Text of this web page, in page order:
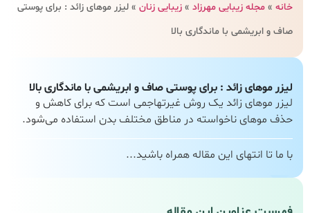
خانه » مجله زیبایی مهرزاد » زیبایی زنان » لیزر موهای زائد : برای پوستی
صاف و ابریشمی با ماندگاری بالا
لیزر موهای زائد : برای پوستی صاف و ابریشمی با ماندگاری بالا
لیزر موهای زائد یک روش غیرتهاجمی است که برای کاهش و
حذف موهای ناخواسته در مناطق مختلف بدن استفاده می‌شود.
با ما تا انتهای این مقاله همراه باشید...